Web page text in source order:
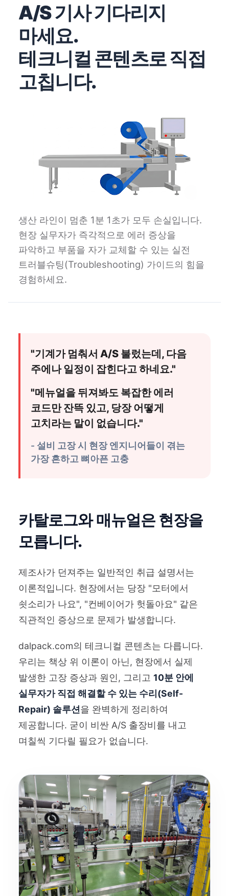
A/S 기사 기다리지
마세요.
테크니컬 콘텐츠로 직접
고칩니다.
생산 라인이 멈춘 1분 1초가 모두 손실입니다.
현장 실무자가 즉각적으로 에러 증상을
파악하고 부품을 자가 교체할 수 있는 실전
트러블슈팅(Troubleshooting) 가이드의 힘을
경험하세요.
"기계가 멈춰서 A/S 불렀는데, 다음
주에나 일정이 잡힌다고 하네요."
"메뉴얼을 뒤져봐도 복잡한 에러
코드만 잔뜩 있고, 당장 어떻게
고치라는 말이 없습니다."
- 설비 고장 시 현장 엔지니어들이 겪는
가장 흔하고 뼈아픈 고충
카탈로그와 매뉴얼은 현장을
모릅니다.
제조사가 던져주는 일반적인 취급 설명서는
이론적입니다. 현장에서는 당장 "모터에서
쇳소리가 나요", "컨베이어가 헛돌아요" 같은
직관적인 증상으로 문제가 발생합니다.
dalpack.com의 테크니컬 콘텐츠는 다릅니다.
우리는 책상 위 이론이 아닌, 현장에서 실제
발생한 고장 증상과 원인, 그리고 10분 안에
실무자가 직접 해결할 수 있는 수리(Self-
Repair) 솔루션을 완벽하게 정리하여
제공합니다. 굳이 비싼 A/S 출장비를 내고
며칠씩 기다릴 필요가 없습니다.